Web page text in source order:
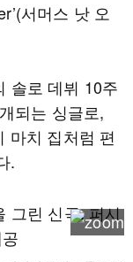
서머스 낫 오
솔로 데뷔 10주
되는 싱글로,
마치 집처럼 편
.